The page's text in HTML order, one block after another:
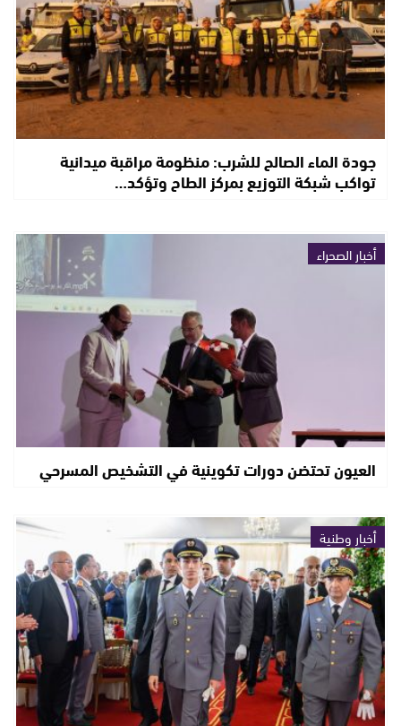
جودة الماء الصالح للشرب: منظومة مراقبة ميدانية
تواكب شبكة التوزيع بمركز الطاح وتؤكد…
أخبار الصحراء
العيون تحتضن دورات تكوينية في التشخيص المسرحي
أخبار وطنية